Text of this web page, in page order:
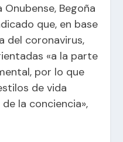
Begoña
que, en base
del coronavirus,
«a la parte
por lo que
de vida
la conciencia»,